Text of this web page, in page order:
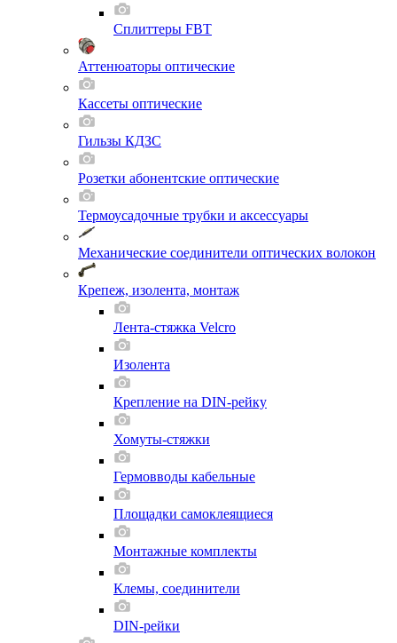
Сплиттеры FBT
Аттенюаторы оптические
Кассеты оптические
Гильзы КДЗС
Розетки абонентские оптические
Термоусадочные трубки и аксессуары
Механические соединители оптических волокон
Крепеж, изолента, монтаж
Лента-стяжка Velcro
Изолента
Крепление на DIN-рейку
Хомуты-стяжки
Гермовводы кабельные
Площадки самоклеящиеся
Монтажные комплекты
Клемы, соединители
DIN-рейки